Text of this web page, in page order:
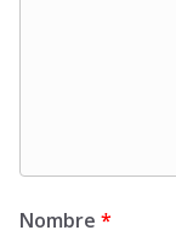
Nombre *